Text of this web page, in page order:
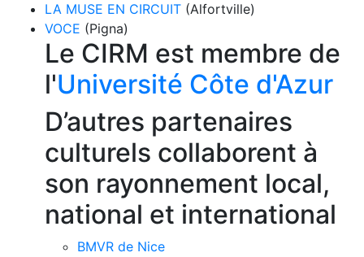
LA MUSE EN CIRCUIT (Alfortville)
VOCE (Pigna)
Le CIRM est membre de
l'Université Côte d'Azur
D’autres partenaires
culturels collaborent à
son rayonnement local,
national et international
BMVR de Nice